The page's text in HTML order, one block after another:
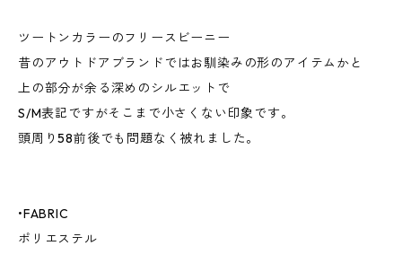
ツートンカラーのフリースビーニー
昔のアウトドアブランドではお馴染みの形のアイテムかと
上の部分が余る深めのシルエットで
S/M表記ですがそこまで小さくない印象です。
頭周り58前後でも問題なく被れました。
•FABRIC
ポリエステル